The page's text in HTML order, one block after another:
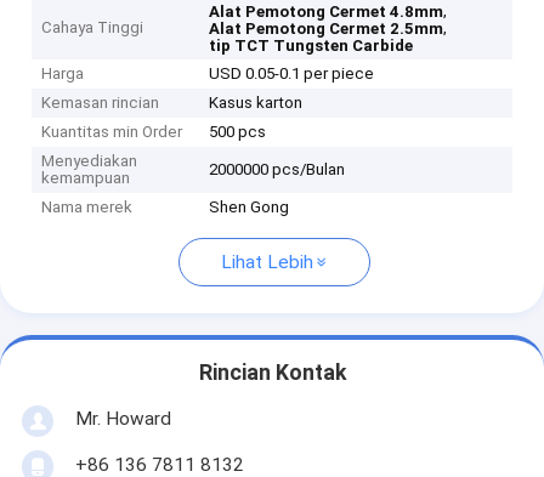
Cahaya Tinggi
Alat Pemotong Cermet 4.8mm,
Alat Pemotong Cermet 2.5mm,
tip TCT Tungsten Carbide
Harga
USD 0.05-0.1 per piece
Kemasan rincian
Kasus karton
Kuantitas min Order
500 pcs
Menyediakan
kemampuan
2000000 pcs/Bulan
Nama merek Shen Gong
Lihat Lebih
Rincian Kontak
Mr. Howard
+86 136 7811 8132